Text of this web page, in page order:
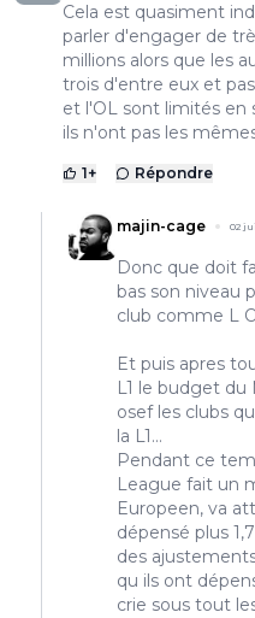
Cela est quasiment
parler d'engager de
millions alors que les
trois d'entre eux et
et l'OL sont limités en
ils n'ont pas les
1+ Répondre
majin-cage 02
Donc que doit
bas son niveau
club comme L
Et puis apres
L1 le budget du
osef les clubs
la L1...
Pendant ce
League fait un
Europeen, va
dépensé plus
des
qu ils ont
crie sous tout